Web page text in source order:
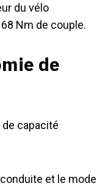
du vélo
Nm de couple.
de
capacité
et le mode